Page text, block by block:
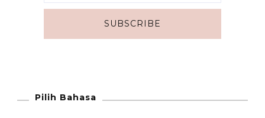
Pilih Bahasa